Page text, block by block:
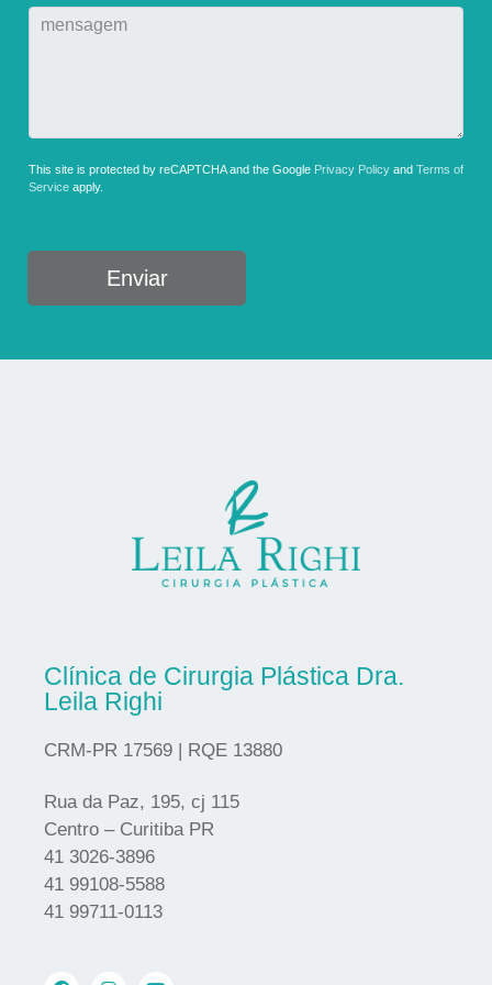
This site is protected by reCAPTCHA and the Google Privacy Policy and Terms of
Service apply.
Enviar
Clínica de Cirurgia Plástica Dra.
Leila Righi
CRM-PR 17569 | RQE 13880
Rua da Paz, 195, cj 115
Centro – Curitiba PR
41 3026-3896
41 99108-5588
41 99711-0113